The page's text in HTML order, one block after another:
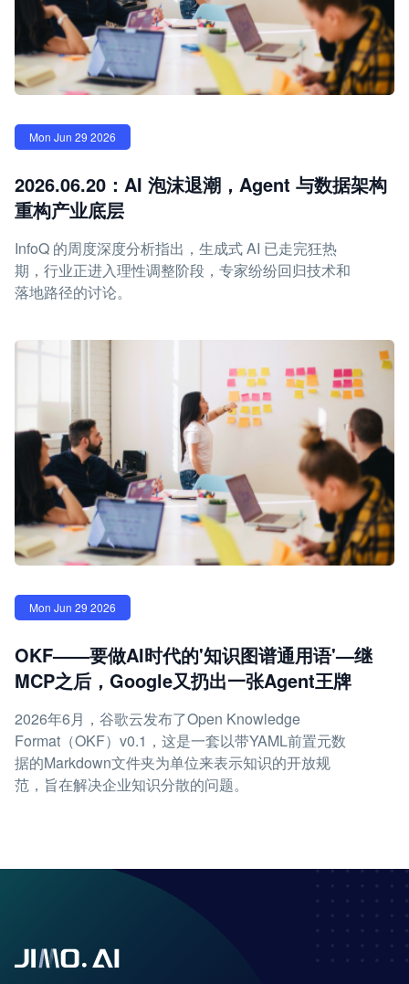
Mon Jun 29 2026
2026.06.20：AI 泡沫退潮，Agent 与数据架构
重构产业底层
InfoQ 的周度深度分析指出，生成式 AI 已走完狂热
期，行业正进入理性调整阶段，专家纷纷回归技术和
落地路径的讨论。
Mon Jun 29 2026
OKF——要做AI时代的'知识图谱通用语'—继
MCP之后，Google又扔出一张Agent王牌
2026年6月，谷歌云发布了Open Knowledge
Format（OKF）v0.1，这是一套以带YAML前置元数
据的Markdown文件夹为单位来表示知识的开放规
范，旨在解决企业知识分散的问题。